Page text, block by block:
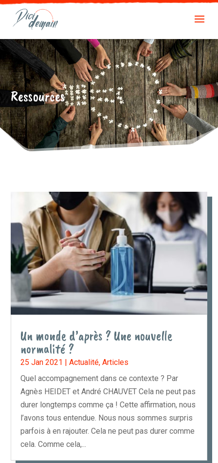
Ressources
Un monde d’après ? Une nouvelle
normalité ?
25 Jan 2021 |Actualité,Articles
Quel accompagnement dans ce contexte ? Par
Agnès HEIDET et André CHAUVET Cela ne peut pas
durer longtemps comme ça ! Cette affirmation, nous
l’avons tous entendue. Nous nous sommes surpris
parfois à en rajouter. Cela ne peut pas durer comme
cela. Comme cela,...